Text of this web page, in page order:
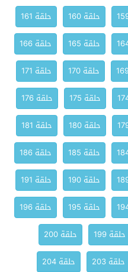
حلقة 160
حلقة 161
حلقة 165
حلقة 166
حلقة 170
حلقة 171
حلقة 175
حلقة 176
حلقة 180
حلقة 181
حلقة 185
حلقة 186
حلقة 190
حلقة 191
حلقة 195
حلقة 196
حلقة 199
حلقة 200
حلقة 203
حلقة 204